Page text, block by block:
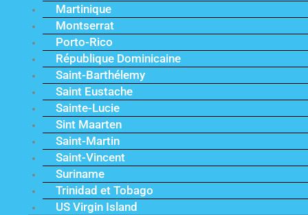
Martinique
Montserrat
Porto-Rico
République Dominicaine
Saint-Barthélemy
Saint Eustache
Sainte-Lucie
Sint Maarten
Saint-Martin
Saint-Vincent
Suriname
Trinidad et Tobago
US Virgin Island